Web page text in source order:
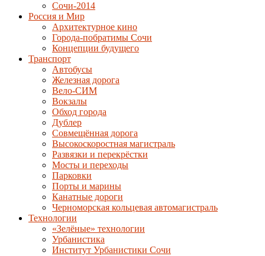
Сочи-2014
Россия и Мир
Архитектурное кино
Города-побратимы Сочи
Концепции будущего
Транспорт
Автобусы
Железная дорога
Вело-СИМ
Вокзалы
Обход города
Дублер
Совмещённая дорога
Высокоскоростная магистраль
Развязки и перекрёстки
Мосты и переходы
Парковки
Порты и марины
Канатные дороги
Черноморская кольцевая автомагистраль
Технологии
«Зелёные» технологии
Урбанистика
Институт Урбанистики Сочи